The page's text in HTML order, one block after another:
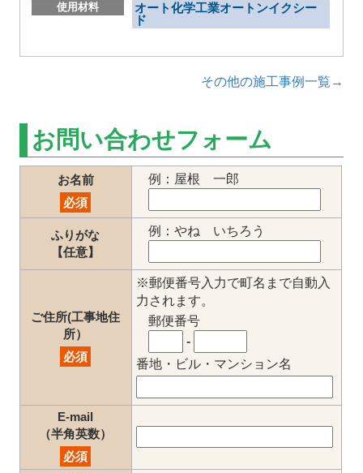
使用材料
オート化学工業オートンイクシー
ド
その他の施工事例一覧→
お問い合わせフォーム
お名前
必須
例：屋根 一郎
ふりがな
【任意】
例：やね いちろう
ご住所(工事地住
所）
必須
※郵便番号入力で町名まで自動入
力されます。
郵便番号
-
番地・ビル・マンション名
E-mail
（半角英数）
必須